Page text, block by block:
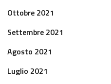
Ottobre 2021
Settembre 2021
Agosto 2021
Luglio 2021